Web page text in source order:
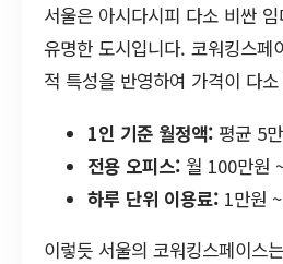
서울은 아시다시피 다소 비싼
유명한 도시입니다. 코워킹스페
적 특성을 반영하여 가격이 다
1인 기준 월정액: 평균 5
전용 오피스: 월 100만원
하루 단위 이용료: 1만원
이렇듯 서울의 코워킹스페이스